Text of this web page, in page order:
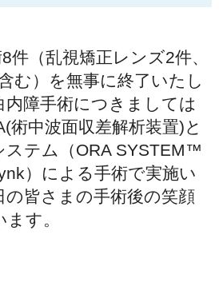
件（乱視矯正レンズ2件、
む）を無事に終了いたし
内障手術につきましては
術中波面収差解析装置)と
ステム（ORA SYSTEM™
）による手術で実施い
皆さまの手術後の笑顔
す。